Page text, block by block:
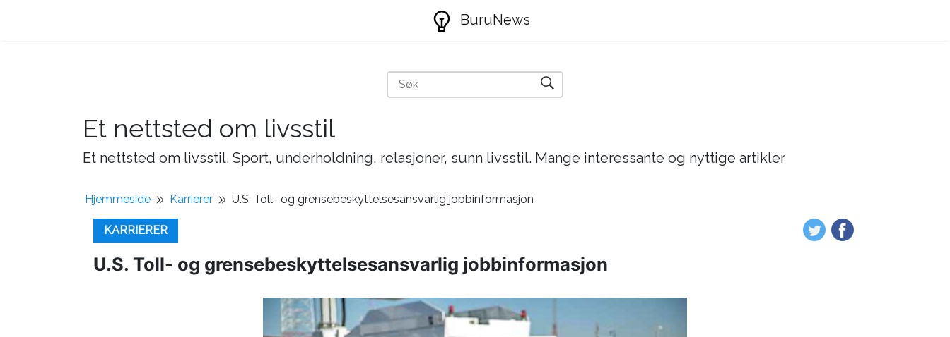
BuruNews
Et nettsted om livsstil
Et nettsted om livsstil. Sport, underholdning, relasjoner, sunn livsstil. Mange interessante og nyttige artikler
Hjemmeside Karrierer U.S. Toll- og grensebeskyttelsesansvarlig jobbinformasjon
KARRIERER
U.S. Toll- og grensebeskyttelsesansvarlig jobbinformasjon